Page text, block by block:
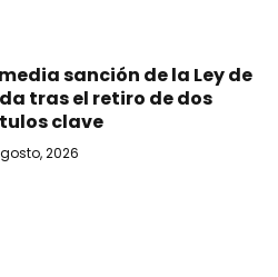
sanción de la Ley de
tras el retiro de dos
clave
2026